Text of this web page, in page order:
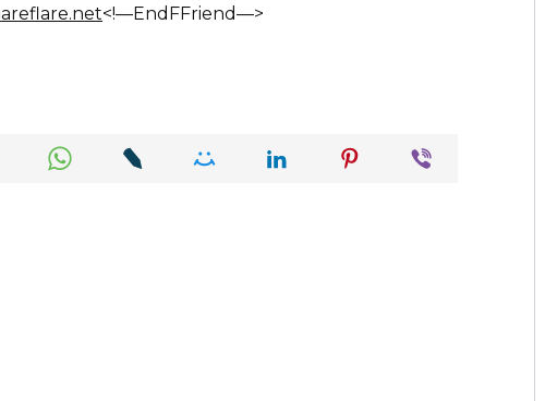
<!—EndFFriend—>